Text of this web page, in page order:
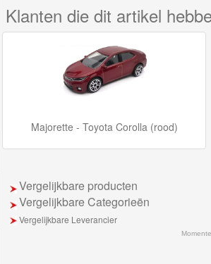
Klanten die dit artikel
Majorette - Toyota Corolla (rood)
Vergelijkbare producten
Vergelijkbare Categorieën
Vergelijkbare Leverancier